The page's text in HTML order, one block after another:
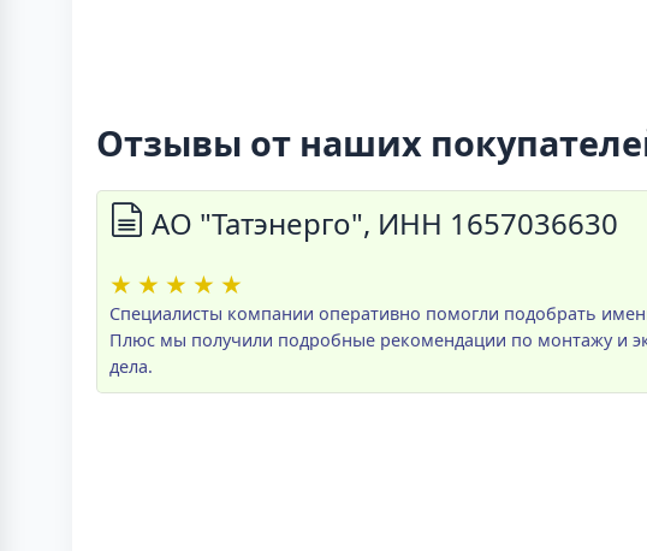
Отзывы от наших
АО "Татэнерго", ИНН 1657036630
★ ★ ★ ★ ★
Специалисты компании оперативно помогли подобрать
Плюс мы получили подробные рекомендации по монтажу и
дела.